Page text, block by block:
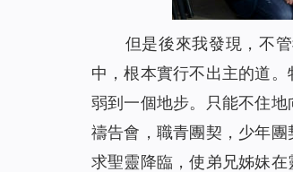
但是後來我發現，不
中，根本實行不出主的道
弱到一個地步。只能不住
禱告會，職青團契，少年團
求聖靈降臨，使弟兄姊妹